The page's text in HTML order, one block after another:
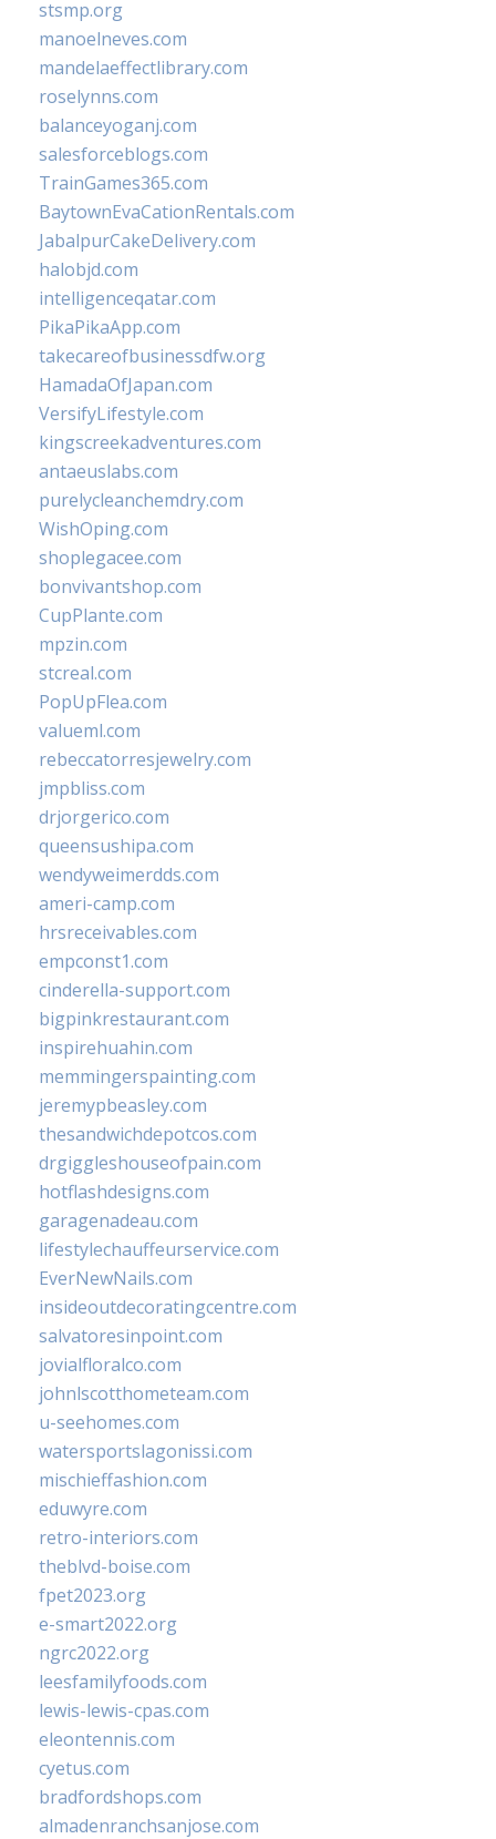
stsmp.org
manoelneves.com
mandelaeffectlibrary.com
roselynns.com
balanceyoganj.com
salesforceblogs.com
TrainGames365.com
BaytownEvaCationRentals.com
JabalpurCakeDelivery.com
halobjd.com
intelligenceqatar.com
PikaPikaApp.com
takecareofbusinessdfw.org
HamadaOfJapan.com
VersifyLifestyle.com
kingscreekadventures.com
antaeuslabs.com
purelycleanchemdry.com
WishOping.com
shoplegacee.com
bonvivantshop.com
CupPlante.com
mpzin.com
stcreal.com
PopUpFlea.com
valueml.com
rebeccatorresjewelry.com
jmpbliss.com
drjorgerico.com
queensushipa.com
wendyweimerdds.com
ameri-camp.com
hrsreceivables.com
empconst1.com
cinderella-support.com
bigpinkrestaurant.com
inspirehuahin.com
memmingerspainting.com
jeremypbeasley.com
thesandwichdepotcos.com
drgiggleshouseofpain.com
hotflashdesigns.com
garagenadeau.com
lifestylechauffeurservice.com
EverNewNails.com
insideoutdecoratingcentre.com
salvatoresinpoint.com
jovialfloralco.com
johnlscotthometeam.com
u-seehomes.com
watersportslagonissi.com
mischieffashion.com
eduwyre.com
retro-interiors.com
theblvd-boise.com
fpet2023.org
e-smart2022.org
ngrc2022.org
leesfamilyfoods.com
lewis-lewis-cpas.com
eleontennis.com
cyetus.com
bradfordshops.com
almadenranchsanjose.com